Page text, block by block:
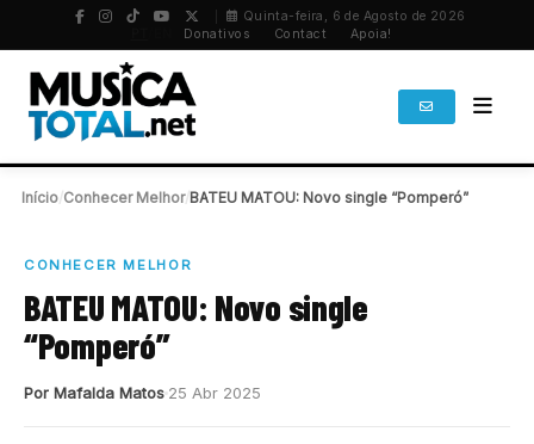
Quinta-feira, 6 de Agosto de 2026
Donativos Contact Apoia!
Início Conhecer Melhor/ BATEU MATOU: Novo single “Pomperó”
CONHECER MELHOR
BATEU MATOU: Novo single
“Pomperó”
Por Mafalda Matos 25 Abr 2025